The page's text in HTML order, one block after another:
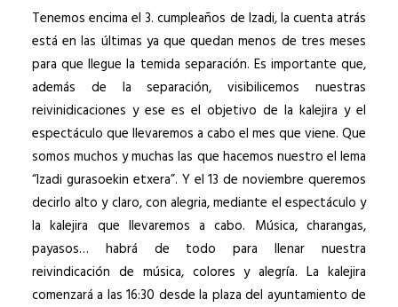
Tenemos encima el 3. cumpleaños de Izadi, la cuenta atrás
está en las últimas ya que quedan menos de tres meses
para que llegue la temida separación. Es importante que,
además de la separación, visibilicemos nuestras
reivinidicaciones y ese es el objetivo de la kalejira y el
espectáculo que llevaremos a cabo el mes que viene. Que
somos muchos y muchas las que hacemos nuestro el lema
“Izadi gurasoekin etxera”. Y el 13 de noviembre queremos
decirlo alto y claro, con alegria, mediante el espectáculo y
la kalejira que llevaremos a cabo. Música, charangas,
payasos… habrá de todo para llenar nuestra
reivindicación de música, colores y alegría. La kalejira
comenzará a las 16:30 desde la plaza del ayuntamiento de